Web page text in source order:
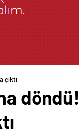
çıktı
döndü!